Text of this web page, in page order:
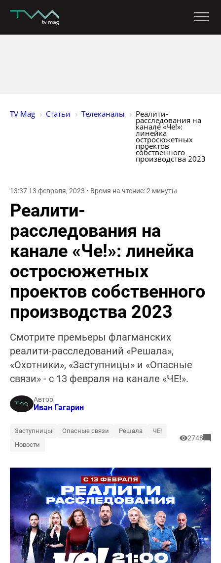
TV Mag Статьи Телеканалы Реалити-
расследования на
канале «Че!»:
линейка
остросюжетных
проектов
собственного
производства 2023
13:37 13 февраля, 2023 • Время на чтение: 2 минуты
Реалити-
расследования на
канале «Че!»: линейка
остросюжетных
проектов собственного
производства 2023
Смотрите премьеры флагманских
реалити-расследований «Решала»,
«Охотники», «Заступницы» и «Опасные
связи» - с 13 февраля на канале «ЧЕ!».
Автор
Иван Гагарин
Заступницы Опасные связи Решала
ЧЕ!
Новости
2748